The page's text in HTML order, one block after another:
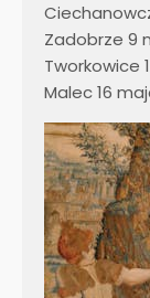
Zadobrze 9
Tworkowice
Malec 16